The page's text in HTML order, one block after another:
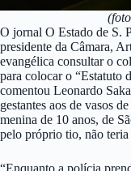
O jornal O Estado de S.
presidente da Câmara,
evangélica consultar o
para colocar o “Estatuto
comentou Leonardo
gestantes aos de vasos
menina de 10 anos, de
pelo próprio tio, não
“Enquanto a polícia